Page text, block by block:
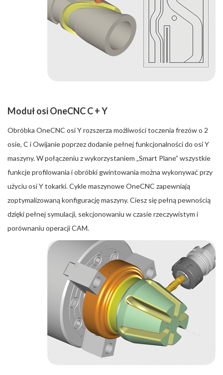
Moduł osi OneCNC C + Y
Obróbka OneCNC osi Y rozszerza możliwości toczenia frezów o 2
osie, C i Owijanie poprzez dodanie pełnej funkcjonalności do osi Y
maszyny. W połączeniu z wykorzystaniem „Smart Plane” wszystkie
funkcje profilowania i obróbki gwintowania można wykonywać przy
użyciu osi Y tokarki. Cykle maszynowe OneCNC zapewniają
zoptymalizowaną konfigurację maszyny. Ciesz się pełną pewnością
dzięki pełnej symulacji, sekcjonowaniu w czasie rzeczywistym i
porównaniu operacji CAM.